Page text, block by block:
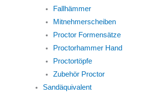
Fallhämmer
Mitnehmerscheiben
Proctor Formensätze
Proctorhammer Hand
Proctortöpfe
Zubehör Proctor
Sandäquivalent